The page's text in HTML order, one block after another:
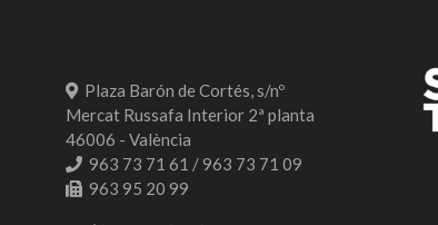
Plaza Barón de Cortés, s/nº
Mercat Russafa Interior 2ª planta
46006 - València
963 73 71 61 / 963 73 71 09
963 95 20 99